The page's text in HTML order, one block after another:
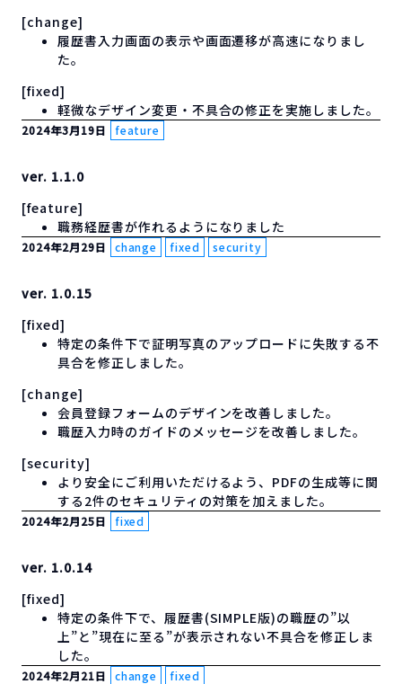
[change]
履歴書入力画面の表示や画面遷移が高速になりまし
た。
[fixed]
軽微なデザイン変更・不具合の修正を実施しました。
2024年3月19日 feature
ver. 1.1.0
[feature]
職務経歴書が作れるようになりました
2024年2月29日 change fixed security
ver. 1.0.15
[fixed]
特定の条件下で証明写真のアップロードに失敗する不
具合を修正しました。
[change]
会員登録フォームのデザインを改善しました。
職歴入力時のガイドのメッセージを改善しました。
[security]
より安全にご利用いただけるよう、PDFの生成等に関
する2件のセキュリティの対策を加えました。
2024年2月25日 fixed
ver. 1.0.14
[fixed]
特定の条件下で、履歴書(SIMPLE版)の職歴の”以
上”と”現在に至る”が表示されない不具合を修正しま
した。
2024年2月21日 change fixed